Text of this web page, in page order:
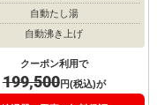
自動たし湯
自動沸き上げ
クーポン利用で
199,500円(税込)が